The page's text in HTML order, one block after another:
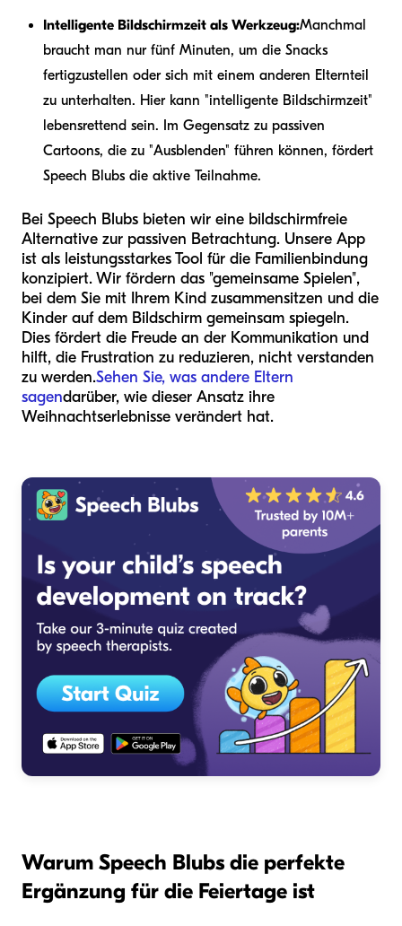
Intelligente Bildschirmzeit als Werkzeug:Manchmal
braucht man nur fünf Minuten, um die Snacks
fertigzustellen oder sich mit einem anderen Elternteil
zu unterhalten. Hier kann "intelligente Bildschirmzeit"
lebensrettend sein. Im Gegensatz zu passiven
Cartoons, die zu "Ausblenden" führen können, fördert
Speech Blubs die aktive Teilnahme.
Bei Speech Blubs bieten wir eine bildschirmfreie
Alternative zur passiven Betrachtung. Unsere App
ist als leistungsstarkes Tool für die Familienbindung
konzipiert. Wir fördern das "gemeinsame Spielen",
bei dem Sie mit Ihrem Kind zusammensitzen und die
Kinder auf dem Bildschirm gemeinsam spiegeln.
Dies fördert die Freude an der Kommunikation und
hilft, die Frustration zu reduzieren, nicht verstanden
zu werden.Sehen Sie, was andere Eltern
sagendarüber, wie dieser Ansatz ihre
Weihnachtserlebnisse verändert hat.
Warum Speech Blubs die perfekte
Ergänzung für die Feiertage ist